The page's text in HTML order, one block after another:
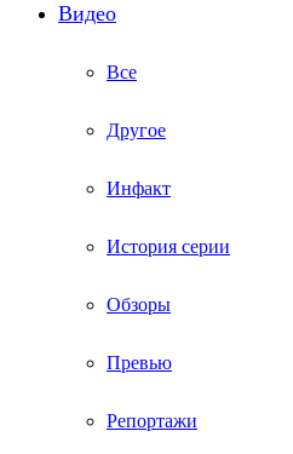
Видео
Все
Другое
Инфакт
История серии
Обзоры
Превью
Репортажи